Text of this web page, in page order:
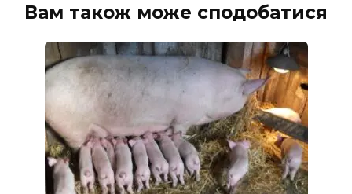
Вам також може сподобатися